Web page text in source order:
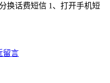
换话费短信 1、打开手机短
留言